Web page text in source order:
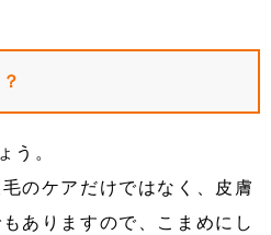
う。
のケアだけではなく、皮膚
ありますので、こまめにし